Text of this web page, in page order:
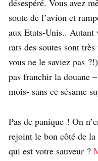
désespéré. Vous avez
soute de l’avion et
aux Etats-Unis.. Autant
rats des soutes sont
vous ne le saviez pas
pas franchir la douane
mois- sans ce sésame
Pas de panique ! On
rejoint le bon côté de
qui est votre sauveur ?